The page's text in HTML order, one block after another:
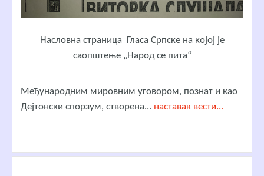
Насловна страница Гласа Српске на којој је
саопштење „Народ се пита“
Међународним мировним уговором, познат и као
Дејтонски спорзум, створена... наставак вести...